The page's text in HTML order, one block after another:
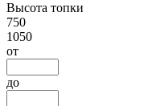
Высота топки
750
1050
от
до